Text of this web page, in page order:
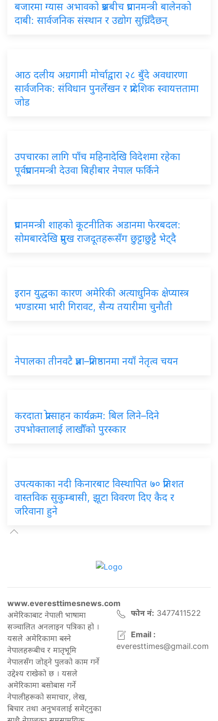
बजारमा ग्यास अभावको प्रश्नबीच प्रधानमन्त्री बालेनको
दाबी: सार्वजनिक संस्थान र उद्योग सुध्रिँदैछन्
आठ दलीय अग्रगामी मोर्चाद्वारा २८ बुँदे अवधारणा
सार्वजनिक: संविधान पुनर्लेखन र प्रादेशिक स्वायत्ततामा
जोड
उपचारका लागि पाँच महिनादेखि विदेशमा रहेका
पूर्वप्रधानमन्त्री देउवा बिहीबार नेपाल फर्किने
प्रधानमन्त्री शाहको कूटनीतिक अडानमा फेरबदल:
सोमबारदेखि प्रमुख राजदूतहरूसँग छुट्टाछुट्टै भेट्दै
इरान युद्धका कारण अमेरिकी अत्याधुनिक क्षेप्यास्त्र
भण्डारमा भारी गिरावट, सैन्य तयारीमा चुनौती
नेपालका तीनवटै प्रज्ञा–प्रतिष्ठानमा नयाँ नेतृत्व चयन
करदाता प्रोत्साहन कार्यक्रम: बिल लिने–दिने
उपभोक्तालाई लाखौँको पुरस्कार
उपत्यकाका नदी किनारबाट विस्थापित ७० प्रतिशत
वास्तविक सुकुम्बासी, झूटा विवरण दिए कैद र
जरिवाना हुने
www.everesttimesnews.com
अमेरिकाबाट नेपाली भाषामा
सञ्चालित अनलाइन पत्रिका हो ।
यसले अमेरिकामा बस्ने
नेपालहरूबीच र मातृभूमि
नेपालसँग जोड्ने पुलको काम गर्ने
उद्देश्य राखेको छ । यसले
अमेरिकामा बसोबास गर्ने
नेपालीहरूको समाचार, लेख,
बिचार तथा अनुभवलाई समेट्नुका
फोन नं: 3477411522
Email :
everesttimes@gmail.com